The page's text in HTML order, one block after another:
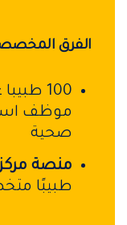
الفرق
صحية
منصة
طبيبًا متخصصًا – 4